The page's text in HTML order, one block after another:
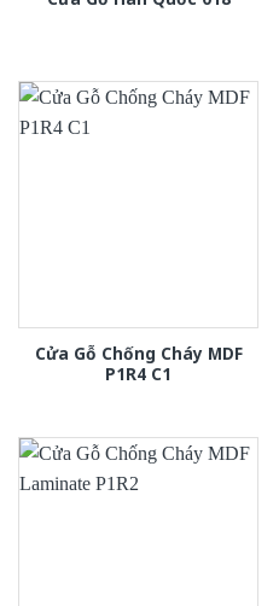
Cửa Gỗ Chống Cháy MDF
P1R4 C1